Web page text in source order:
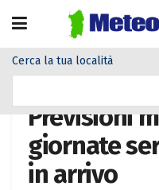
Cerca la tua località
Previsioni
giornate
in arrivo